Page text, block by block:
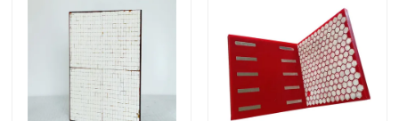
Наша фабрика
контроль качества